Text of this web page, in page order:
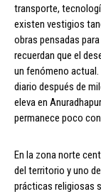
transporte,
existen vestigios
obras pensadas
recuerdan que el
un fenómeno
diario después de
eleva en
permanece poco
En la zona norte
del territorio y uno
prácticas religiosas